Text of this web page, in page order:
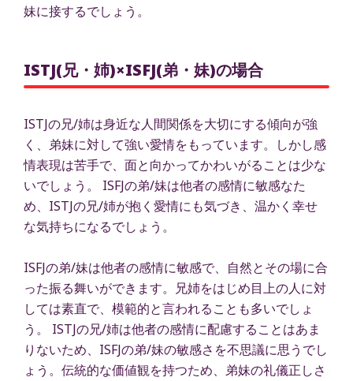
妹に接するでしょう。
ISTJ(兄・姉)×ISFJ(弟・妹)の場合
ISTJの兄/姉は身近な人間関係を大切にする傾向が強
く、弟妹に対して強い愛情をもっています。しかし感
情表現は苦手で、面と向かってかわいがることは少な
いでしょう。 ISFJの弟/妹は他者の感情に敏感なた
め、ISTJの兄/姉が抱く愛情にも気づき、温かく幸せ
な気持ちになるでしょう。
ISFJの弟/妹は他者の感情に敏感で、自然とその場に合
った振る舞いができます。兄姉をはじめ目上の人に対
しては素直で、模範的と言われることも多いでしょ
う。 ISTJの兄/姉は他者の感情に配慮することはあま
りないため、ISFJの弟/妹の敏感さを不思議に思うでし
ょう。伝統的な価値観を持つため、弟妹の礼儀正しさ